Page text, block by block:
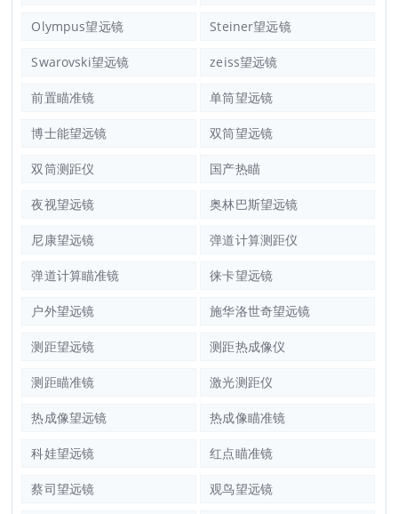
Olympus望远镜 Steiner望远镜
Swarovski望远镜 zeiss望远镜
前置瞄准镜 单筒望远镜
博士能望远镜 双筒望远镜
双筒测距仪 国产热瞄
夜视望远镜 奥林巴斯望远镜
尼康望远镜 弹道计算测距仪
弹道计算瞄准镜 徕卡望远镜
户外望远镜 施华洛世奇望远镜
测距望远镜 测距热成像仪
测距瞄准镜 激光测距仪
热成像望远镜 热成像瞄准镜
科娃望远镜 红点瞄准镜
蔡司望远镜 观鸟望远镜